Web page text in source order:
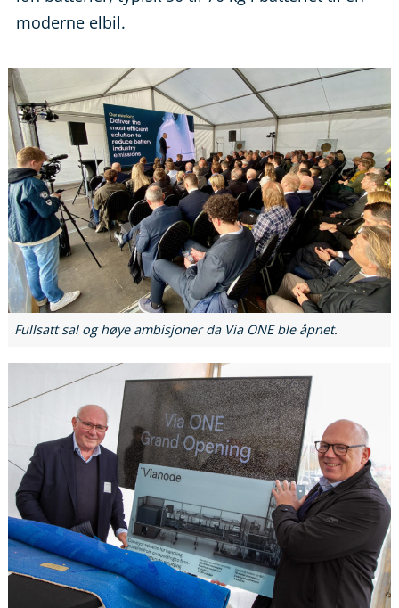
moderne elbil.
Fullsatt sal og høye ambisjoner da Via ONE ble åpnet.